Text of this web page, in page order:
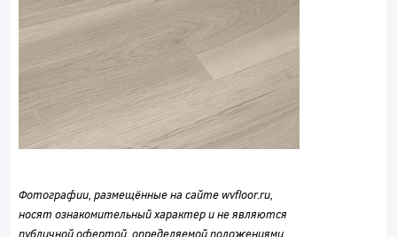
Фотографии, размещённые на сайте wvfloor.ru,
носят ознакомительный характер и не являются
публичной офертой, определяемой положениями